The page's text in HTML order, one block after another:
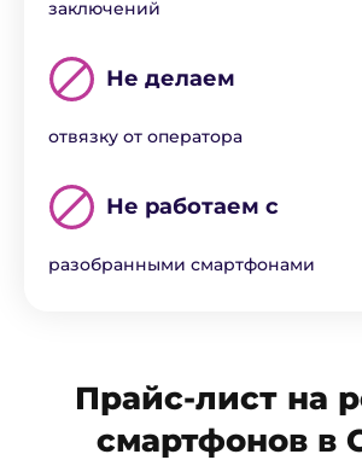
заключений
Не делаем
отвязку от оператора
Не работаем с
разобранными смартфонами
Прайс-лист на
смартфонов в